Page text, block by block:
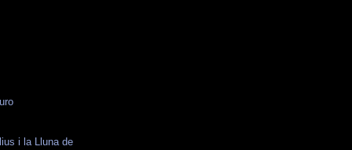
i la Lluna de